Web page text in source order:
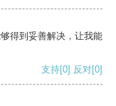
得到妥善解决，让我能
支持[0] 反对[0]